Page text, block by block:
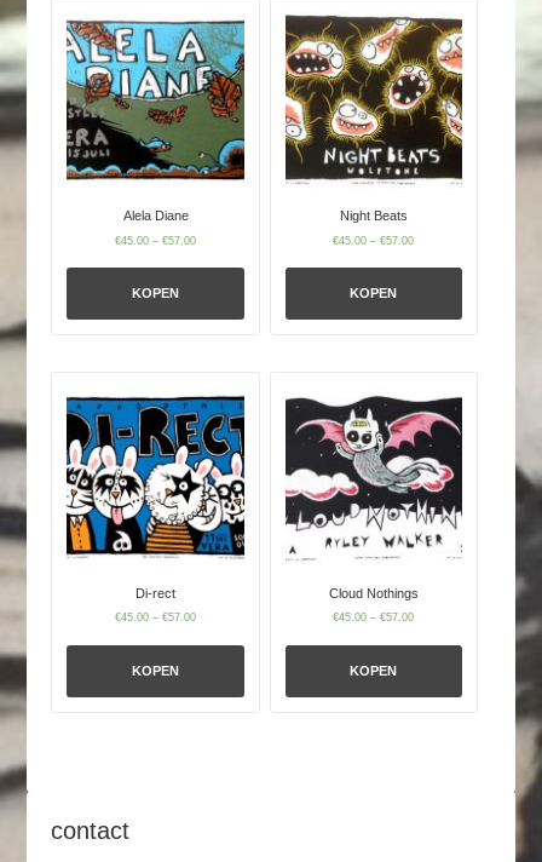
Alela Diane
€45.00 –€57.00
KOPEN
Night Beats
€45.00 –€57.00
KOPEN
Di-rect
€45.00 –€57.00
KOPEN
Cloud Nothings
€45.00 –€57.00
KOPEN
contact